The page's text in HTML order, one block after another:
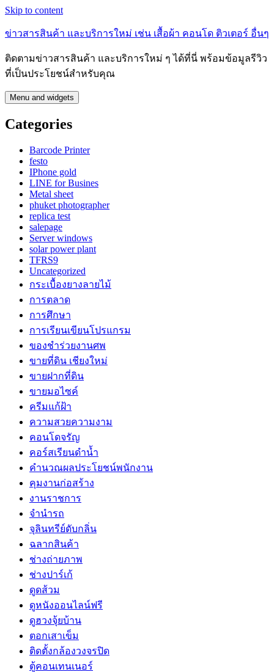
Skip to content
ข่าวสารสินค้า และบริการใหม่ เช่น เสื้อผ้า คอนโด ติวเตอร์ อื่นๆ
ติดตามข่าวสารสินค้า และบริการใหม่ ๆ ได้ที่นี่ พร้อมข้อมูลรีวิว
ที่เป็นประโยชน์สำหรับคุณ
Menu and widgets
Categories
Barcode Printer
festo
IPhone gold
LINE for Busines
Metal sheet
phuket photographer
replica test
salepage
Server windows
solar power plant
TFRS9
Uncategorized
กระเบื้องยางลายไม้
การตลาด
การศึกษา
การเรียนเขียนโปรแกรม
ของชำร่วยงานศพ
ขายที่ดิน เชียงใหม่
ขายฝากที่ดิน
ขายมอไซค์
ครีมแก้ฝ้า
ความสวยความงาม
คอนโดจรัญ
คอร์สเรียนดำน้ำ
คำนวณผลประโยชน์พนักงาน
คุมงานก่อสร้าง
งานราชการ
จำนำรถ
จุลินทรีย์ดับกลิ่น
ฉลากสินค้า
ช่างถ่ายภาพ
ช่างปาร์เก้
ดูดส้วม
ดูหนังออนไลน์ฟรี
ดูฮวงจุ้ยบ้าน
ตอกเสาเข็ม
ติดตั้งกล้องวงจรปิด
ตู้คอนเทนเนอร์